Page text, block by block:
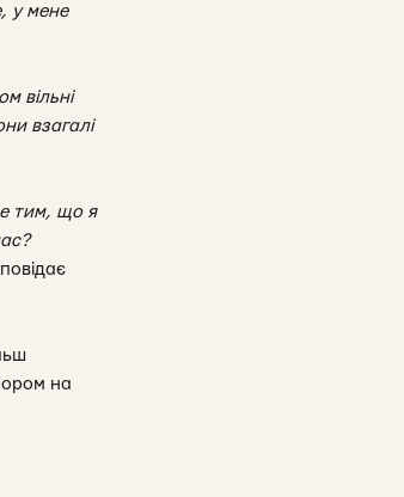
у мене
вільні
взагалі
тим, що я
на